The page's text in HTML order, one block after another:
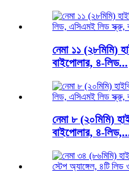
নেমা ১১ (২৮মিমি)
বাইপোলার, ৪-লিড...
নেমা ৮ (২০মিমি)
বাইপোলার, ৪-